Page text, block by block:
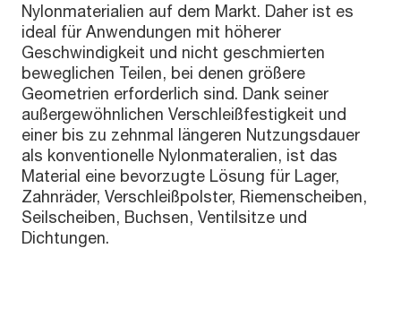
Nylonmaterialien auf dem Markt. Daher ist es
ideal für Anwendungen mit höherer
Geschwindigkeit und nicht geschmierten
beweglichen Teilen, bei denen größere
Geometrien erforderlich sind. Dank seiner
außergewöhnlichen Verschleißfestigkeit und
einer bis zu zehnmal längeren Nutzungsdauer
als konventionelle Nylonmateralien, ist das
Material eine bevorzugte Lösung für Lager,
Zahnräder, Verschleißpolster, Riemenscheiben,
Seilscheiben, Buchsen, Ventilsitze und
Dichtungen.